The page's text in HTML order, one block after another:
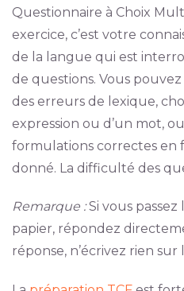
Questionnaire à Choix
exercice, c’est votre
de la langue qui est
de questions. Vous
des erreurs de lexique,
expression ou d’un mot,
formulations correctes en
donné. La difficulté des
Remarque :Si vous passez
papier, répondez
réponse, n’écrivez rien sur